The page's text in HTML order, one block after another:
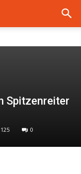
Spitzenreiter
125 0